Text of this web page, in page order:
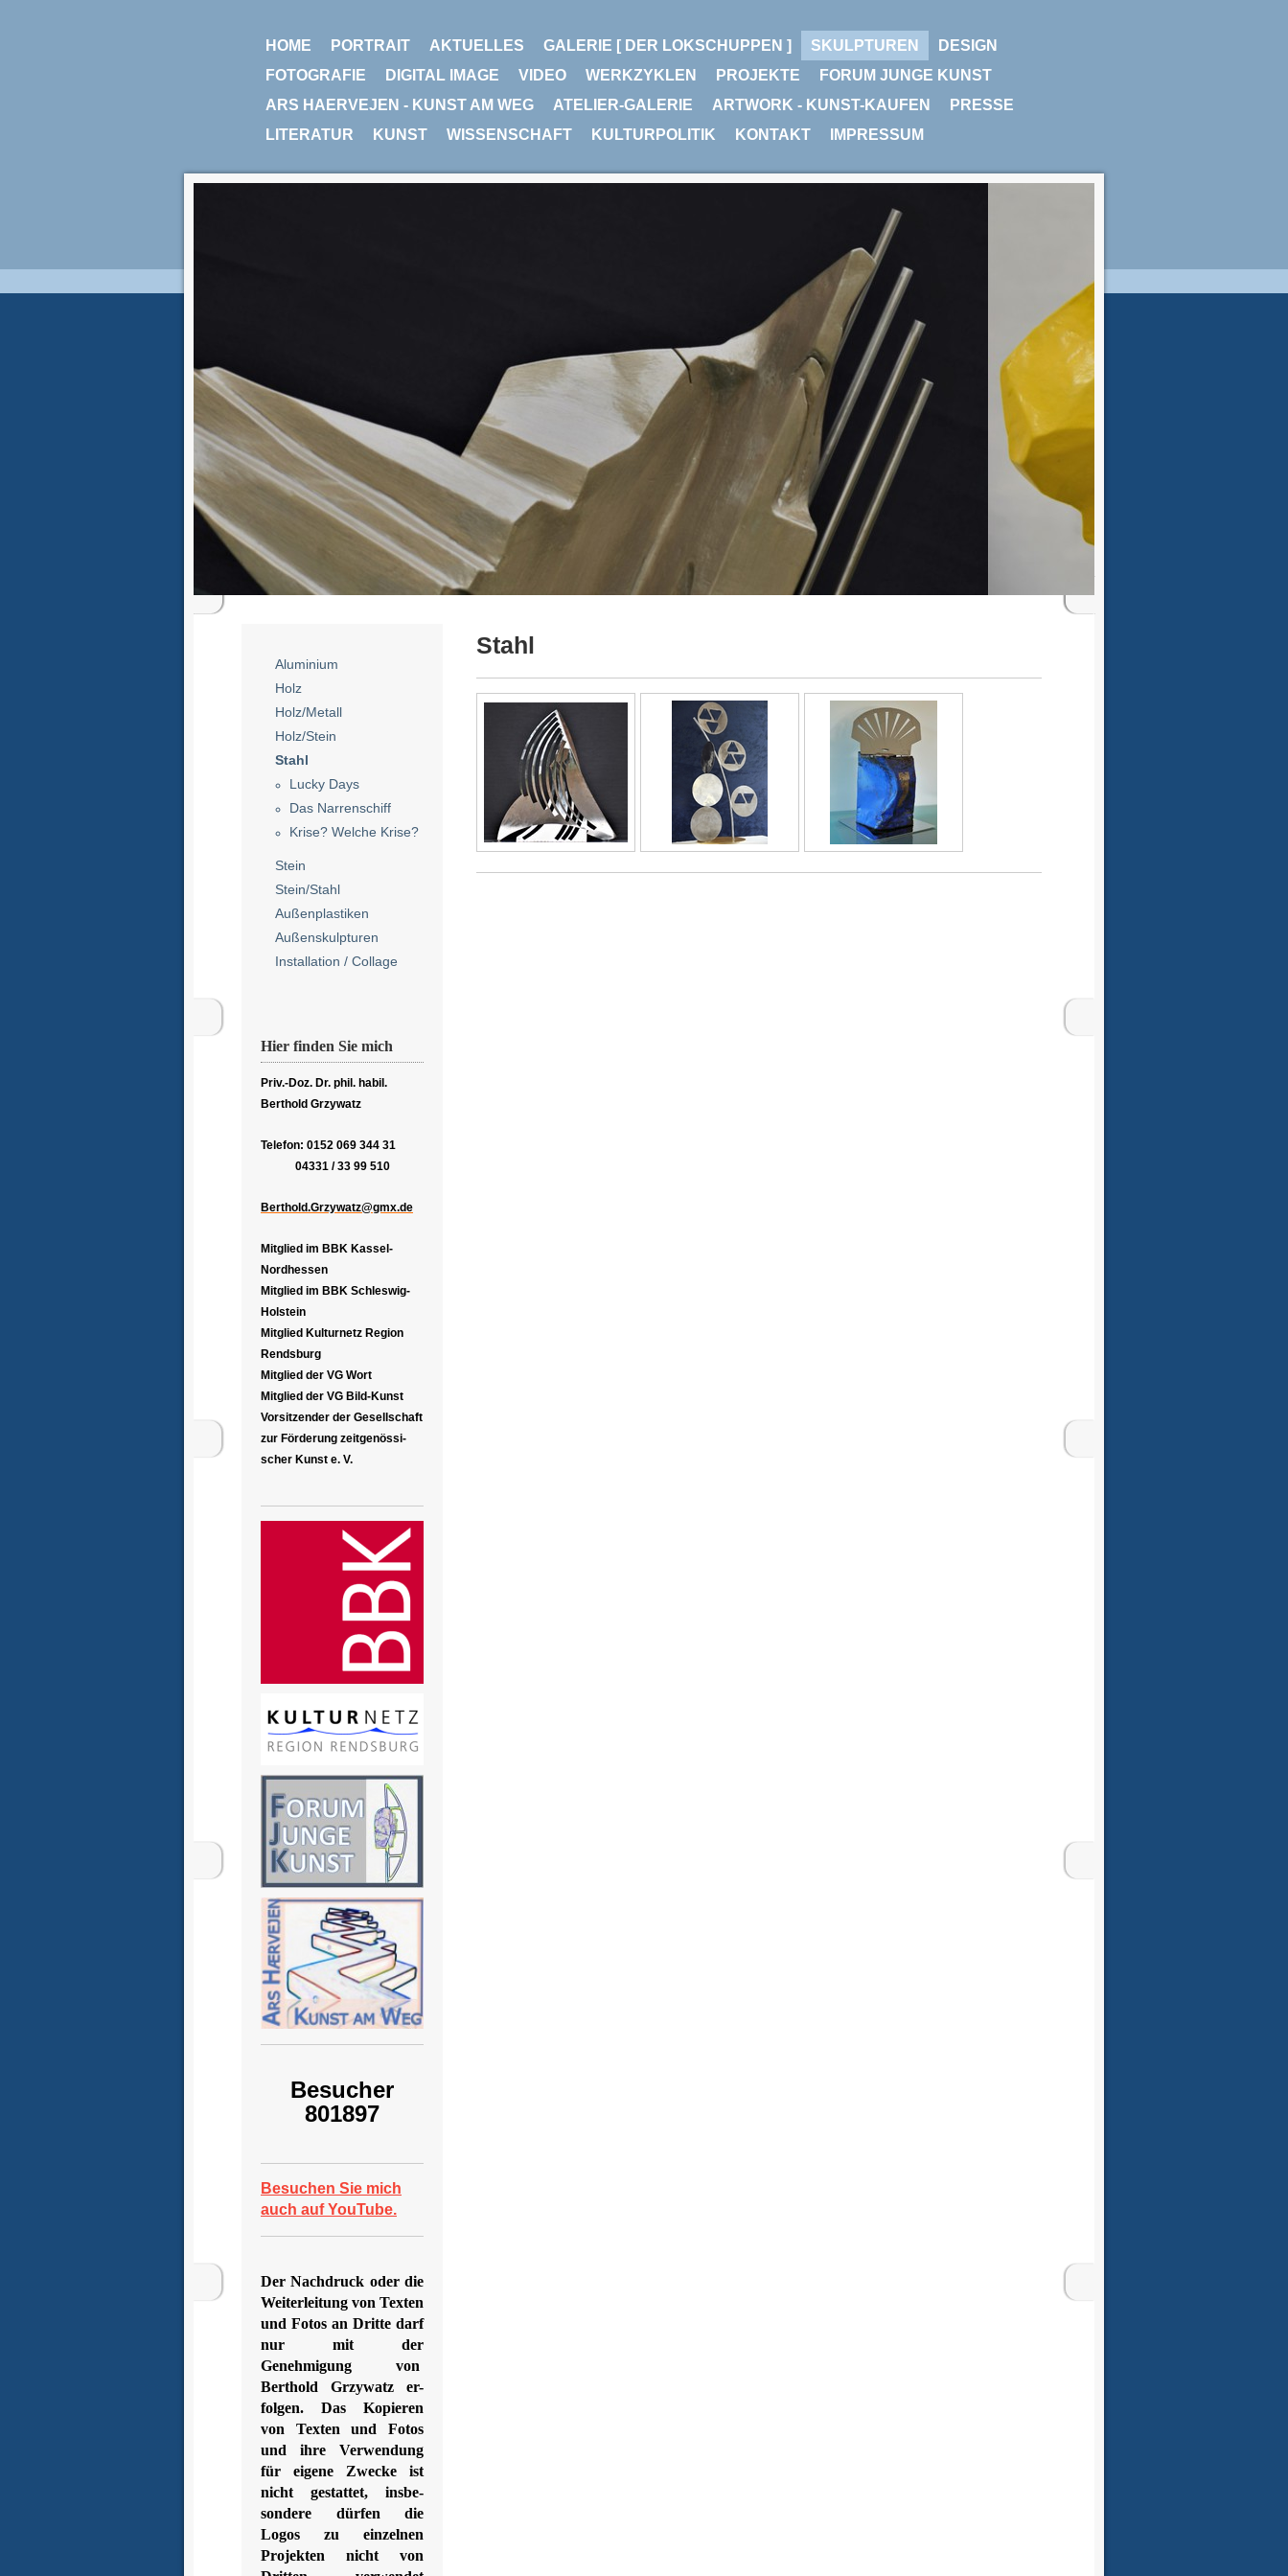
HOME PORTRAIT AKTUELLES GALERIE [ DER LOKSCHUPPEN ] SKULPTUREN
DESIGN
FOTOGRAFIE
DIGITAL IMAGE VIDEO WERKZYKLEN PROJEKTE
FORUM JUNGE KUNST
ARS HAERVEJEN - KUNST AM WEG
ATELIER-GALERIE ARTWORK - KUNST-KAUFEN
PRESSE
LITERATUR
KUNST WISSENSCHAFT KULTURPOLITIK KONTAKT IMPRESSUM
Aluminium
Holz
Holz/Metall
Holz/Stein
Stahl
Lucky Days
Das Narrenschiff
Krise? Welche Krise?
Stein
Stein/Stahl
Außenplastiken
Außenskulpturen
Installation / Collage
Hier finden Sie mich
Priv.-Doz. Dr. phil. habil.
Berthold Grzywatz
Telefon: 0152 069 344 31
04331 / 33 99 510
Berthold.Grzywatz@gmx.de
Mitglied im BBK Kassel-
Nordhessen
Mitglied im BBK Schleswig-
Holstein
Mitglied Kulturnetz Region
Rendsburg
Mitglied der VG Wort
Mitglied der VG Bild-Kunst
Vorsitzender der Gesellschaft
zur Förderung zeitgenössi-
scher Kunst e. V.
Besucher
801897
Besuchen Sie mich
auch auf YouTube.
Der Nachdruck oder die
Weiterleitung von Texten
und Fotos an Dritte darf
nur mit der
Genehmigung von
Berthold Grzywatz er-
folgen. Das Kopieren
von Texten und Fotos
und ihre Verwendung
für eigene Zwecke ist
nicht gestattet, insbe-
sondere dürfen die
Logos zu einzelnen
Projekten nicht von
Stahl